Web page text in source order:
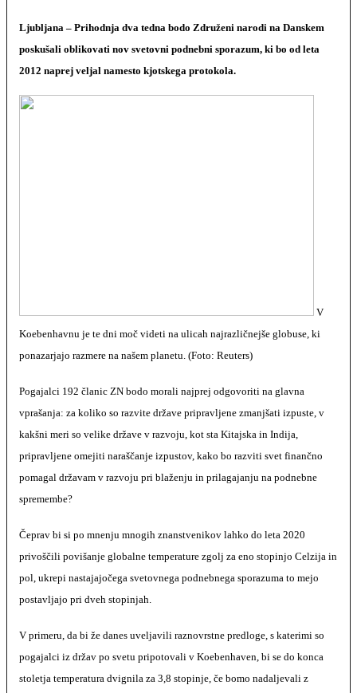
Ljubljana – Prihodnja dva tedna bodo Združeni narodi na Danskem
poskušali oblikovati nov svetovni podnebni sporazum, ki bo od leta
2012 naprej veljal namesto kjotskega protokola.
V
Koebenhavnu je te dni moč videti na ulicah najrazličnejše globuse, ki
ponazarjajo razmere na našem planetu. (Foto: Reuters)
Pogajalci 192 članic ZN bodo morali najprej odgovoriti na glavna
vprašanja: za koliko so razvite države pripravljene zmanjšati izpuste, v
kakšni meri so velike države v razvoju, kot sta Kitajska in Indija,
pripravljene omejiti naraščanje izpustov, kako bo razviti svet finančno
pomagal državam v razvoju pri blaženju in prilagajanju na podnebne
spremembe?
Čeprav bi si po mnenju mnogih znanstvenikov lahko do leta 2020
privoščili povišanje globalne temperature zgolj za eno stopinjo Celzija in
pol, ukrepi nastajajočega svetovnega podnebnega sporazuma to mejo
postavljajo pri dveh stopinjah.
V primeru, da bi že danes uveljavili raznovrstne predloge, s katerimi so
pogajalci iz držav po svetu pripotovali v Koebenhaven, bi se do konca
stoletja temperatura dvignila za 3,8 stopinje, če bomo nadaljevali z